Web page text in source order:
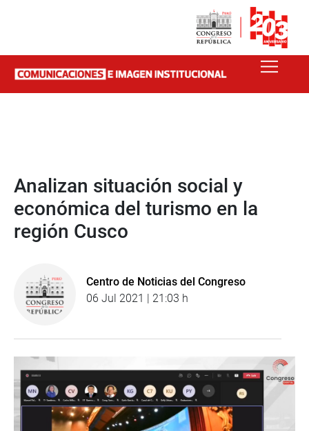
Analizan situación social y
económica del turismo en la
región Cusco
Centro de Noticias del Congreso
06 Jul 2021 | 21:03 h